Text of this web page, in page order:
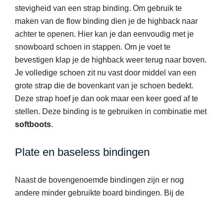
stevigheid van een strap binding. Om gebruik te
maken van de flow binding dien je de highback naar
achter te openen. Hier kan je dan eenvoudig met je
snowboard schoen in stappen. Om je voet te
bevestigen klap je de highback weer terug naar boven.
Je volledige schoen zit nu vast door middel van een
grote strap die de bovenkant van je schoen bedekt.
Deze strap hoef je dan ook maar een keer goed af te
stellen. Deze binding is te gebruiken in combinatie met
softboots.
Plate en baseless bindingen
Naast de bovengenoemde bindingen zijn er nog
andere minder gebruikte board bindingen. Bij de